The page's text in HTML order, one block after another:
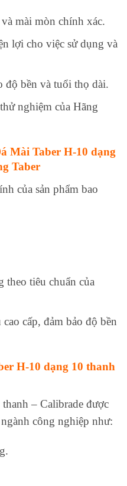
mài mòn chính xác.
lợi cho việc sử dụng và
độ bền và tuổi thọ dài.
nghiệm của Hãng
Mài Taber H-10 dạng
Taber
của sản phẩm bao
tiêu chuẩn của
cấp, đảm bảo độ bền
H-10 dạng 10 thanh
– Calibrade được
công nghiệp như: